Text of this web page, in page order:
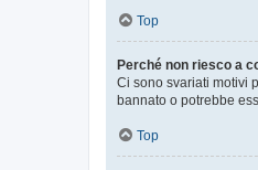
Top
Perché non riesco a
Ci sono svariati motivi
bannato o potrebbe
Top